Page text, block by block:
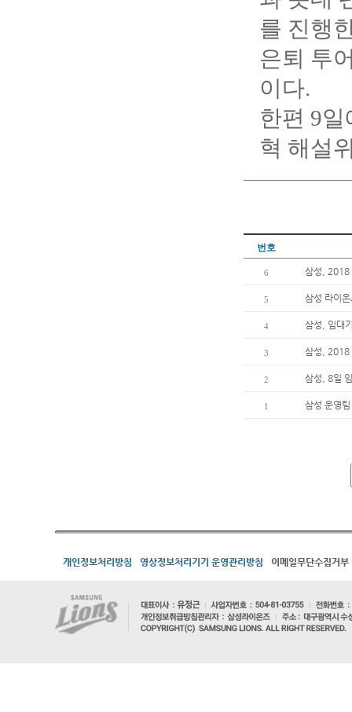
를 진행
은퇴 투
이다.
한편 9
혁 해설
번호
6 삼성, 2018
5 삼성 라이
4 삼성, 임대
3 삼성, 2018
2 삼성, 8일
1 삼성 운영
개인정보처리방침 영상정보처리기기 운영관리방침 이메일무단수집거부